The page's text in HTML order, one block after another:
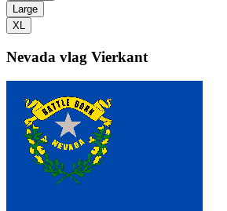
Large
XL
Nevada vlag Vierkant